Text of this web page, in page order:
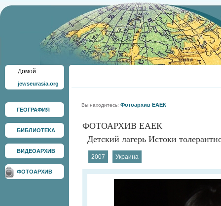
Домой
jewseurasia.org
ГЕОГРАФИЯ
БИБЛИОТЕКА
ВИДЕОАРХИВ
ФОТОАРХИВ
Вы находитесь: Фотоархив ЕАЕК
ФОТОАРХИВ ЕАЕК
Детский лагерь Истоки
2007 Украина